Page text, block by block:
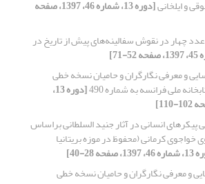
و ایلخانی [دوره 13، شماره 46، 1397، صفحه
چهار در نقوش سفالینه‌های پیش از تاریخ در
و معرفی نگارگران و حامیان نسخه خطی
ملی فرانسه به شماره 490 [دوره 13،
پیکرهای انسانی در آثار جنید السلطانی براساس
کرمانی (محفوظ در موزه بریتانیا
صفحه 28-40]
و معرفی نگارگران و حامیان نسخه خطی